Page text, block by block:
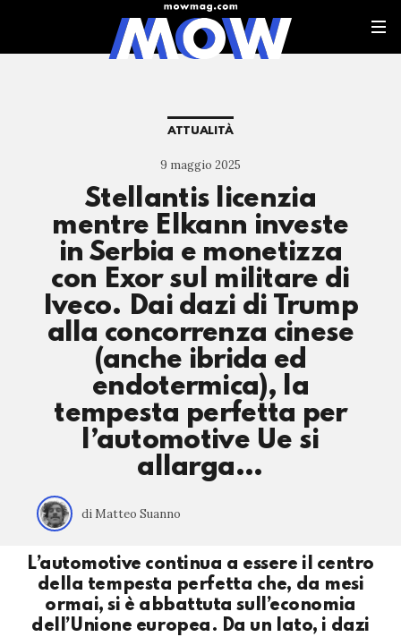
ATTUALITÀ
9 maggio 2025
Stellantis licenzia
mentre Elkann investe
in Serbia e monetizza
con Exor sul militare di
Iveco. Dai dazi di Trump
alla concorrenza cinese
(anche ibrida ed
endotermica), la
tempesta perfetta per
l’automotive Ue si
allarga…
di Matteo Suanno
L’automotive continua a essere il centro
della tempesta perfetta che, da mesi
ormai, si è abbattuta sull’economia
dell’Unione europea. Da un lato, i dazi